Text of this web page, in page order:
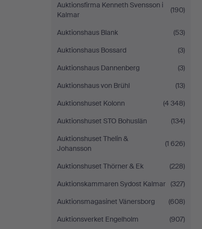
Auktionsfirma Kenneth Svensson i
Kalmar
(190)
Auktionshaus Blank
(53)
Auktionshaus Bossard
(3)
Auktionshaus Dannenberg
(3)
Auktionshaus von Brühl
(13)
Auktionshuset Kolonn
(4 348)
Auktionshuset STO Bohuslän
(134)
Auktionshuset Thelin &
Johansson
(1 626)
Auktionshuset Thörner & Ek
(228)
Auktionskammaren Sydost Kalmar (327)
Auktionsmagasinet Vänersborg
(608)
Auktionsverket Engelholm
(907)